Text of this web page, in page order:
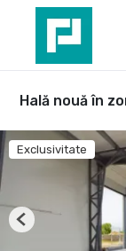
Hală nouă în
Exclusivitate
Previous